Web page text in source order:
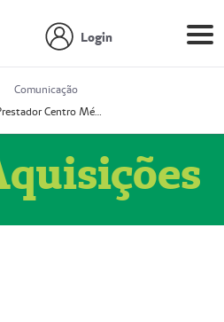
Login
Comunicação
Prestador Centro Médico Vitória Ltda, 51004350-4: Centro Médico Vitória Ltda (Nome Fantasia: Policlínica Master)